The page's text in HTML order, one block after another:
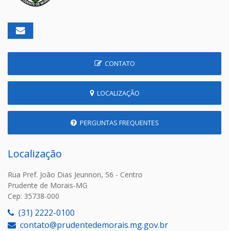
CONTATO
LOCALIZAÇÃO
PERGUNTAS FREQUENTES
Localização
Rua Pref. João Dias Jeunnon, 56 - Centro
Prudente de Morais-MG
Cep: 35738-000
(31) 2222-0100
contato@prudentedemorais.mg.gov.br